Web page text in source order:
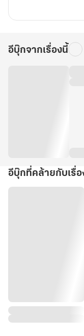
---------------------------
...เธอจำต้องอยู่ต่อไป ห
อีบุ๊กจากเรื่องนี้
อีบุ๊กที่คล้ายกับเรื่อ